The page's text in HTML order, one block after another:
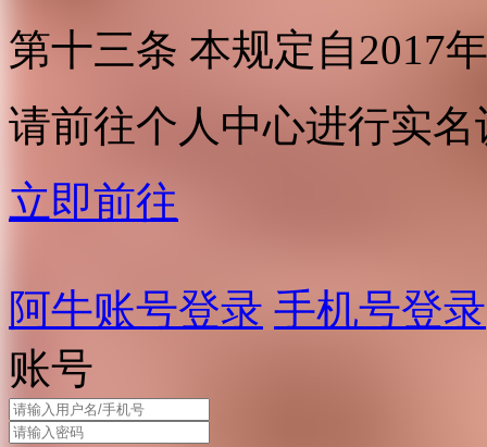
第十三条 本规定自2017
请前往个人中心进行实名
立即前往
阿牛账号登录 手机号登录
账号